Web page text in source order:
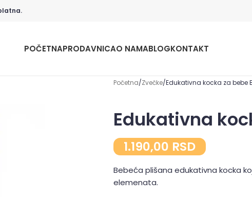
POČETNAPRODAVNICAO NAMABLOGKONTAKT
Početna Zvečke Edukativna kocka za bebe
Edukativna
1.190,00 RSD
Bebeća plišana edukativna kocka
elemenata.